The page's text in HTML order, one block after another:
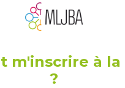
m'inscrire à la
?